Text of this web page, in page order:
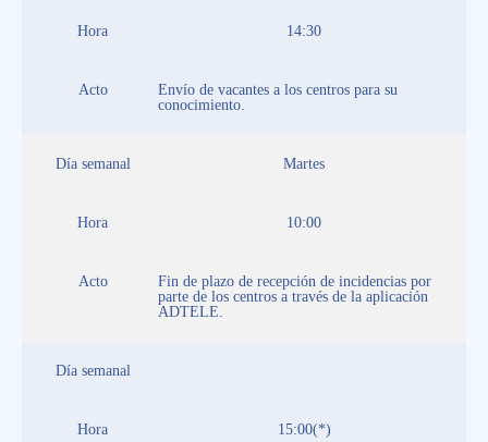
Hora 14:30
Acto
Envío de vacantes a los centros para su
conocimiento.
Día semanal Martes
Hora 10:00
Acto
Fin de plazo de recepción de incidencias por
parte de los centros a través de la aplicación
ADTELE.
Día semanal
Hora 15:00(*)